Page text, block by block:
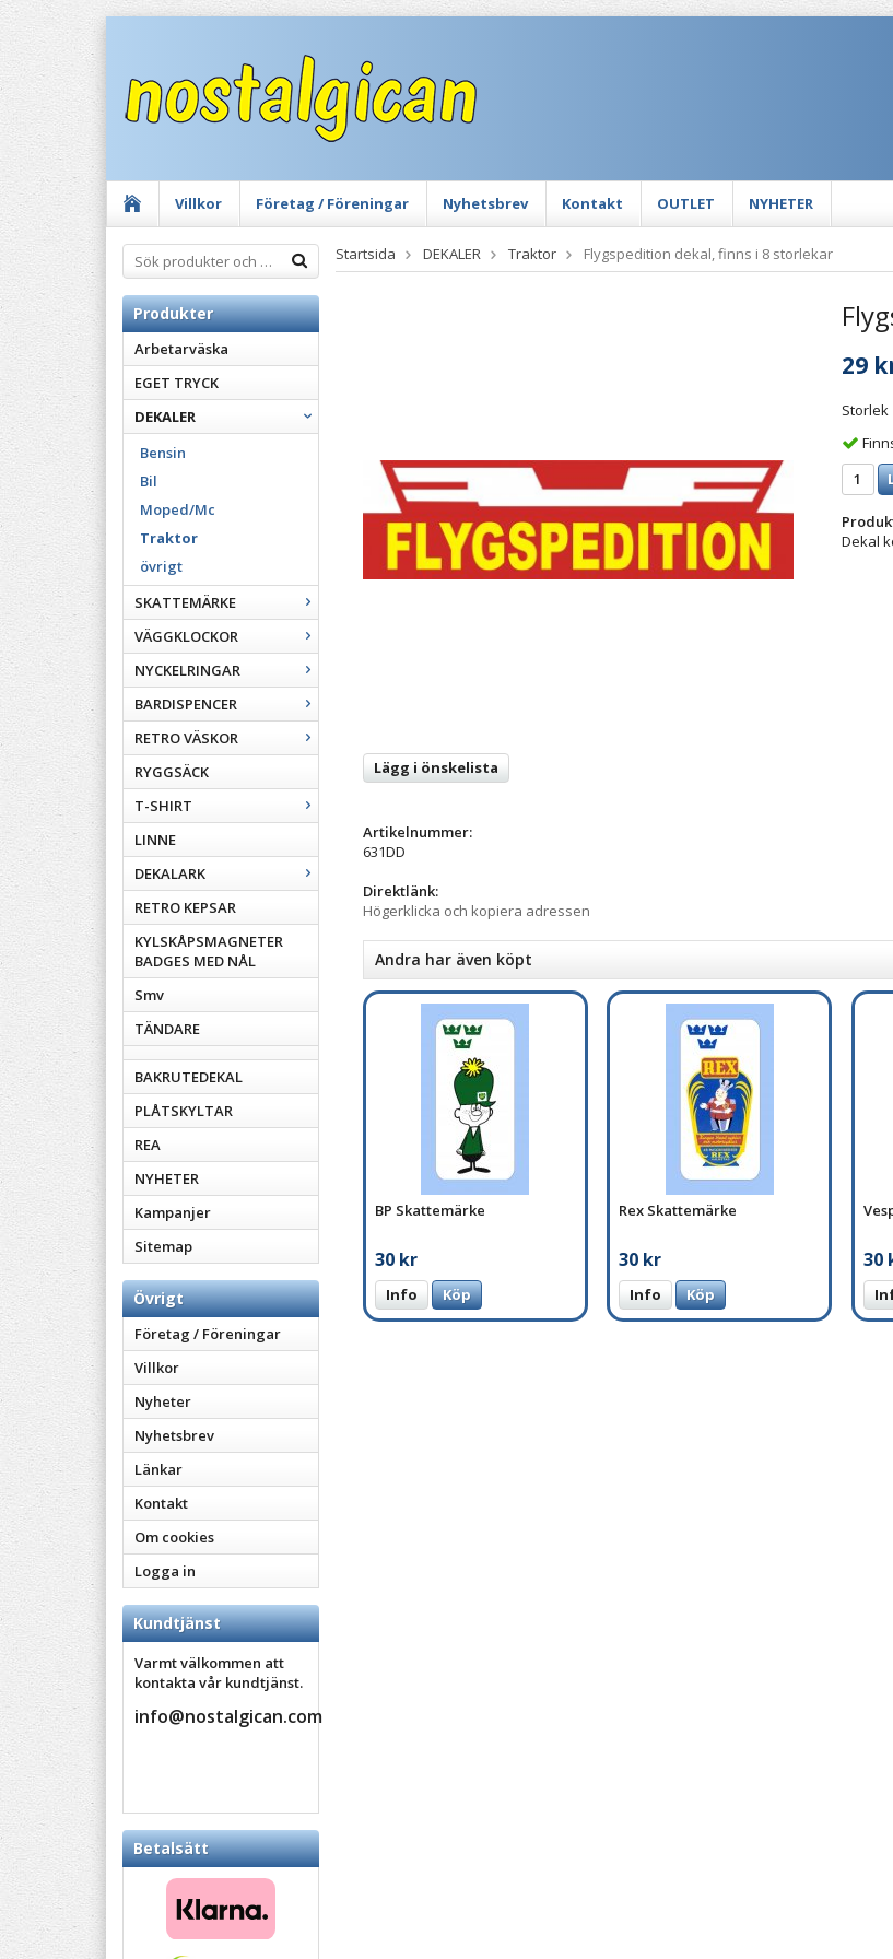
Villkor Företag / Föreningar Nyhetsbrev Kontakt OUTLET NYHETER
Produkter
Arbetarväska
EGET TRYCK
DEKALER
Bensin
Bil
Moped/Mc
Traktor
övrigt
SKATTEMÄRKE
VÄGGKLOCKOR
NYCKELRINGAR
BARDISPENCER
RETRO VÄSKOR
RYGGSÄCK
T-SHIRT
LINNE
DEKALARK
RETRO KEPSAR
KYLSKÅPSMAGNETER
BADGES MED NÅL
Smv
TÄNDARE
BAKRUTEDEKAL
PLÅTSKYLTAR
REA
NYHETER
Kampanjer
Sitemap
Övrigt
Företag / Föreningar
Villkor
Nyheter
Nyhetsbrev
Länkar
Kontakt
Om cookies
Logga in
Kundtjänst
Varmt välkommen att
kontakta vår kundtjänst.
info@nostalgican.com
Betalsätt
Startsida DEKALER Traktor Flygspedition dekal, finns i 8 storlekar
29
Storlek
Dekal
Lägg i önskelista
Artikelnummer:
631DD
Direktlänk:
Högerklicka och kopiera adressen
Andra har även köpt
BP Skattemärke
30 kr
Info Köp
Rex Skattemärke
30 kr
Info Köp
30